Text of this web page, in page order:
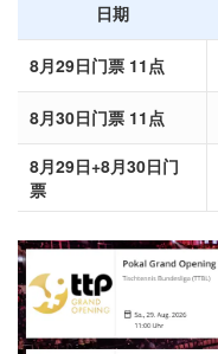
日期
8月29日门票 11点
8月30日门票 11点
8月29日+8月30日门
票